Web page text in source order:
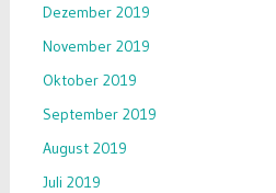
Dezember 2019
November 2019
Oktober 2019
September 2019
August 2019
Juli 2019